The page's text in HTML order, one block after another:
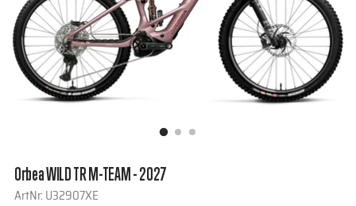
Orbea WILD TR M-TEAM - 2027
ArtNr: U32907XE